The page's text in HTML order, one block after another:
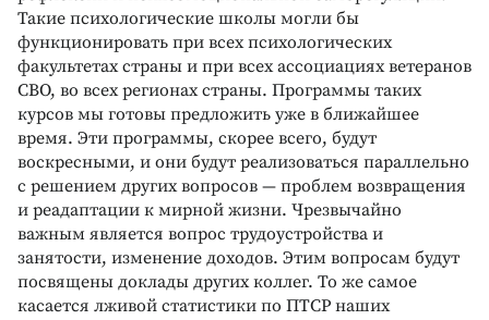
Такие психологические школы могли бы
функционировать при всех психологических
факультетах страны и при всех ассоциациях ветеранов
СВО, во всех регионах страны. Программы таких
курсов мы готовы предложить уже в ближайшее
время. Эти программы, скорее всего, будут
воскресными, и они будут реализоваться параллельно
с решением других вопросов — проблем возвращения
и реадаптации к мирной жизни. Чрезвычайно
важным является вопрос трудоустройства и
занятости, изменение доходов. Этим вопросам будут
посвящены доклады других коллег. То же самое
касается лживой статистики по ПТСР наших